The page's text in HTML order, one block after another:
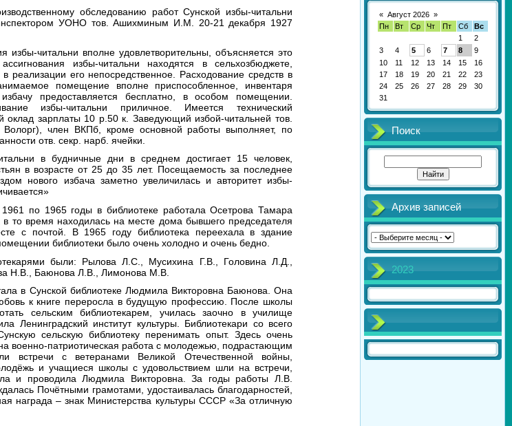
обследованию работ Сунской избы-читальни
УОНО тов. Ашихминым И.М. 20-21 декабря 1927
избы-читальни вполне удовлетворительны, объясняется это
избы-читальни находятся в сельхозбюджете,
в реализации его непосредственное. Расходование средств в
помещение вполне приспособленное, инвентаря
избачу предоставляется бесплатно, в особом помещении.
избы-читальни приличное. Имеется технический
оклад зарплаты 10 р.50 к. Заведующий избой-читальней тов.
член ВКПб, кроме основной работы выполняет, по
отв. секр. нарб. ячейки.
в будничные дни в среднем достигает 15 человек,
в возрасте от 25 до 35 лет. Посещаемость за последнее
нового избача заметно увеличилась и авторитет избы-
по 1965 годы в библиотеке работала Осетрова Тамара
в то время находилась на месте дома бывшего председателя
с почтой. В 1965 году библиотека переехала в здание
библиотеки было очень холодно и очень бедно.
были: Рылова Л.С., Мусихина Г.В., Головина Л.Д.,
Н.В., Баюнова Л.В., Лимонова М.В.
в Сунской библиотеке Людмила Викторовна Баюнова. Она
к книге переросла в будущую профессию. После школы
сельским библиотекарем, училась заочно в училище
Ленинградский институт культуры. Библиотекари со всего
сельскую библиотеку перенимать опыт. Здесь очень
военно-патриотическая работа с молодежью, подрастающим
встречи с ветеранами Великой Отечественной войны,
и учащиеся школы с удовольствием шли на встречи,
и проводила Людмила Викторовна. За годы работы Л.В.
Почётными грамотами, удостаивалась благодарностей,
награда – знак Министерства культуры СССР «За отличную
« Август 2026 »
Пн
Вт Ср Чт Пт Сб
Вс
1
2
3
4 5 6 7 8
9
10
11 12 13 14 15
16
17
18 19 20 21 22
23
24
25 26 27 28 29
30
31
Поиск
Архив записей
2023